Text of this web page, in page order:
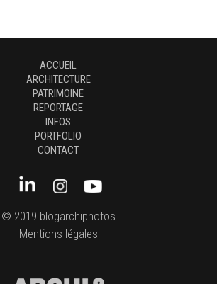
ACCUEIL
ARCHITECTURE
PATRIMOINE
REPORTAGE
INFOS
PORTFOLIO
CONTACT
© 2019 blogarchiphotos
Mentions légales